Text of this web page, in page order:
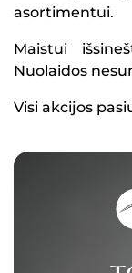
asortimentui.
Maistui
Nuolaidos
Visi akcijos